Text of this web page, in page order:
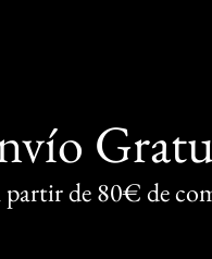
de 80€ de